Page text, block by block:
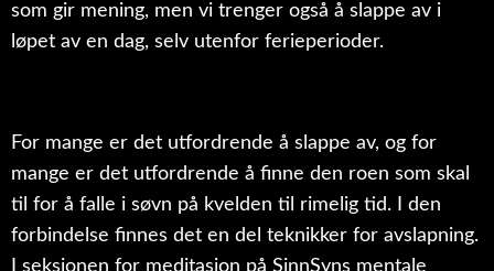
som gir mening, men vi trenger også å slappe av i
løpet av en dag, selv utenfor ferieperioder.
For mange er det utfordrende å slappe av, og for
mange er det utfordrende å finne den roen som skal
til for å falle i søvn på kvelden til rimelig tid. I den
forbindelse finnes det en del teknikker for avslapning.
I seksjonen for meditasjon på SinnSyns mentale